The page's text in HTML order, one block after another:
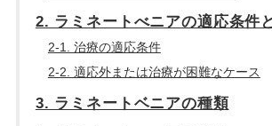
2. ラミネートべニアの適応条件
2-1. 治療の適応条件
2-2. 適応外または治療が困難なケース
3. ラミネートベニアの種類